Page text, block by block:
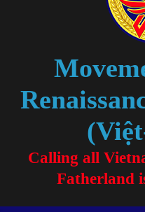
Calling all
Fatherland